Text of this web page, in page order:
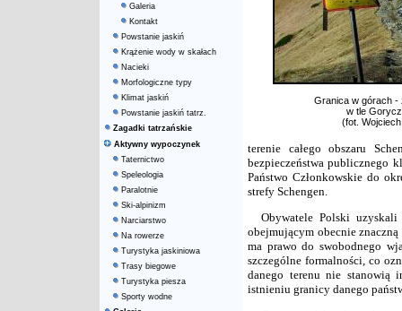
Galeria
Kontakt
Powstanie jaskiń
Krążenie wody w skałach
Nacieki
Morfologiczne typy
Klimat jaskiń
Powstanie jaskiń tatrz.
Zagadki tatrzańskie
Aktywny wypoczynek
Taternictwo
Speleologia
Paralotnie
Ski-alpinizm
Narciarstwo
Na rowerze
Turystyka jaskiniowa
Trasy biegowe
Turystyka piesza
Sporty wodne
Granica w górach
w tle
(fot.
terenie całego obszaru
bezpieczeństwa publicznego
Państwo Członkowskie do
strefy Schengen.
Obywatele Polski uzyskali
obejmującym obecnie
ma prawo do swobodnego
szczególne formalności, co
danego terenu nie stanowią
istnieniu granicy danego